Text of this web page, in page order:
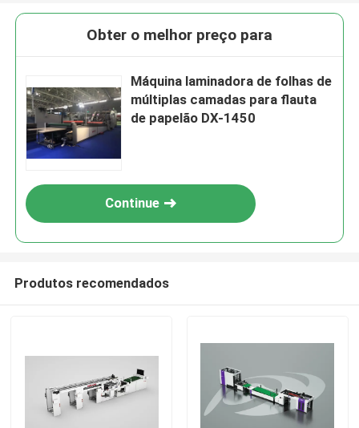
Obter o melhor preço para
Máquina laminadora de folhas de
múltiplas camadas para flauta
de papelão DX-1450
Continue
Produtos recomendados